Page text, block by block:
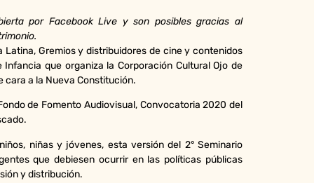
por Facebook Live y son posibles gracias al
Latina, Gremios y distribuidores de cine y contenidos
que organiza la Corporación Cultural Ojo de
cara a la Nueva Constitución.
de Fomento Audiovisual, Convocatoria 2020 del
niñas y jóvenes, esta versión del 2° Seminario
que debiesen ocurrir en las políticas públicas
y distribución.